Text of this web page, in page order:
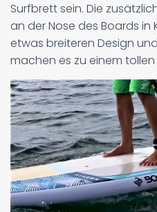
Surfbrett sein. Die
an der Nose des Boards
etwas breiteren Design
machen es zu einem tollen